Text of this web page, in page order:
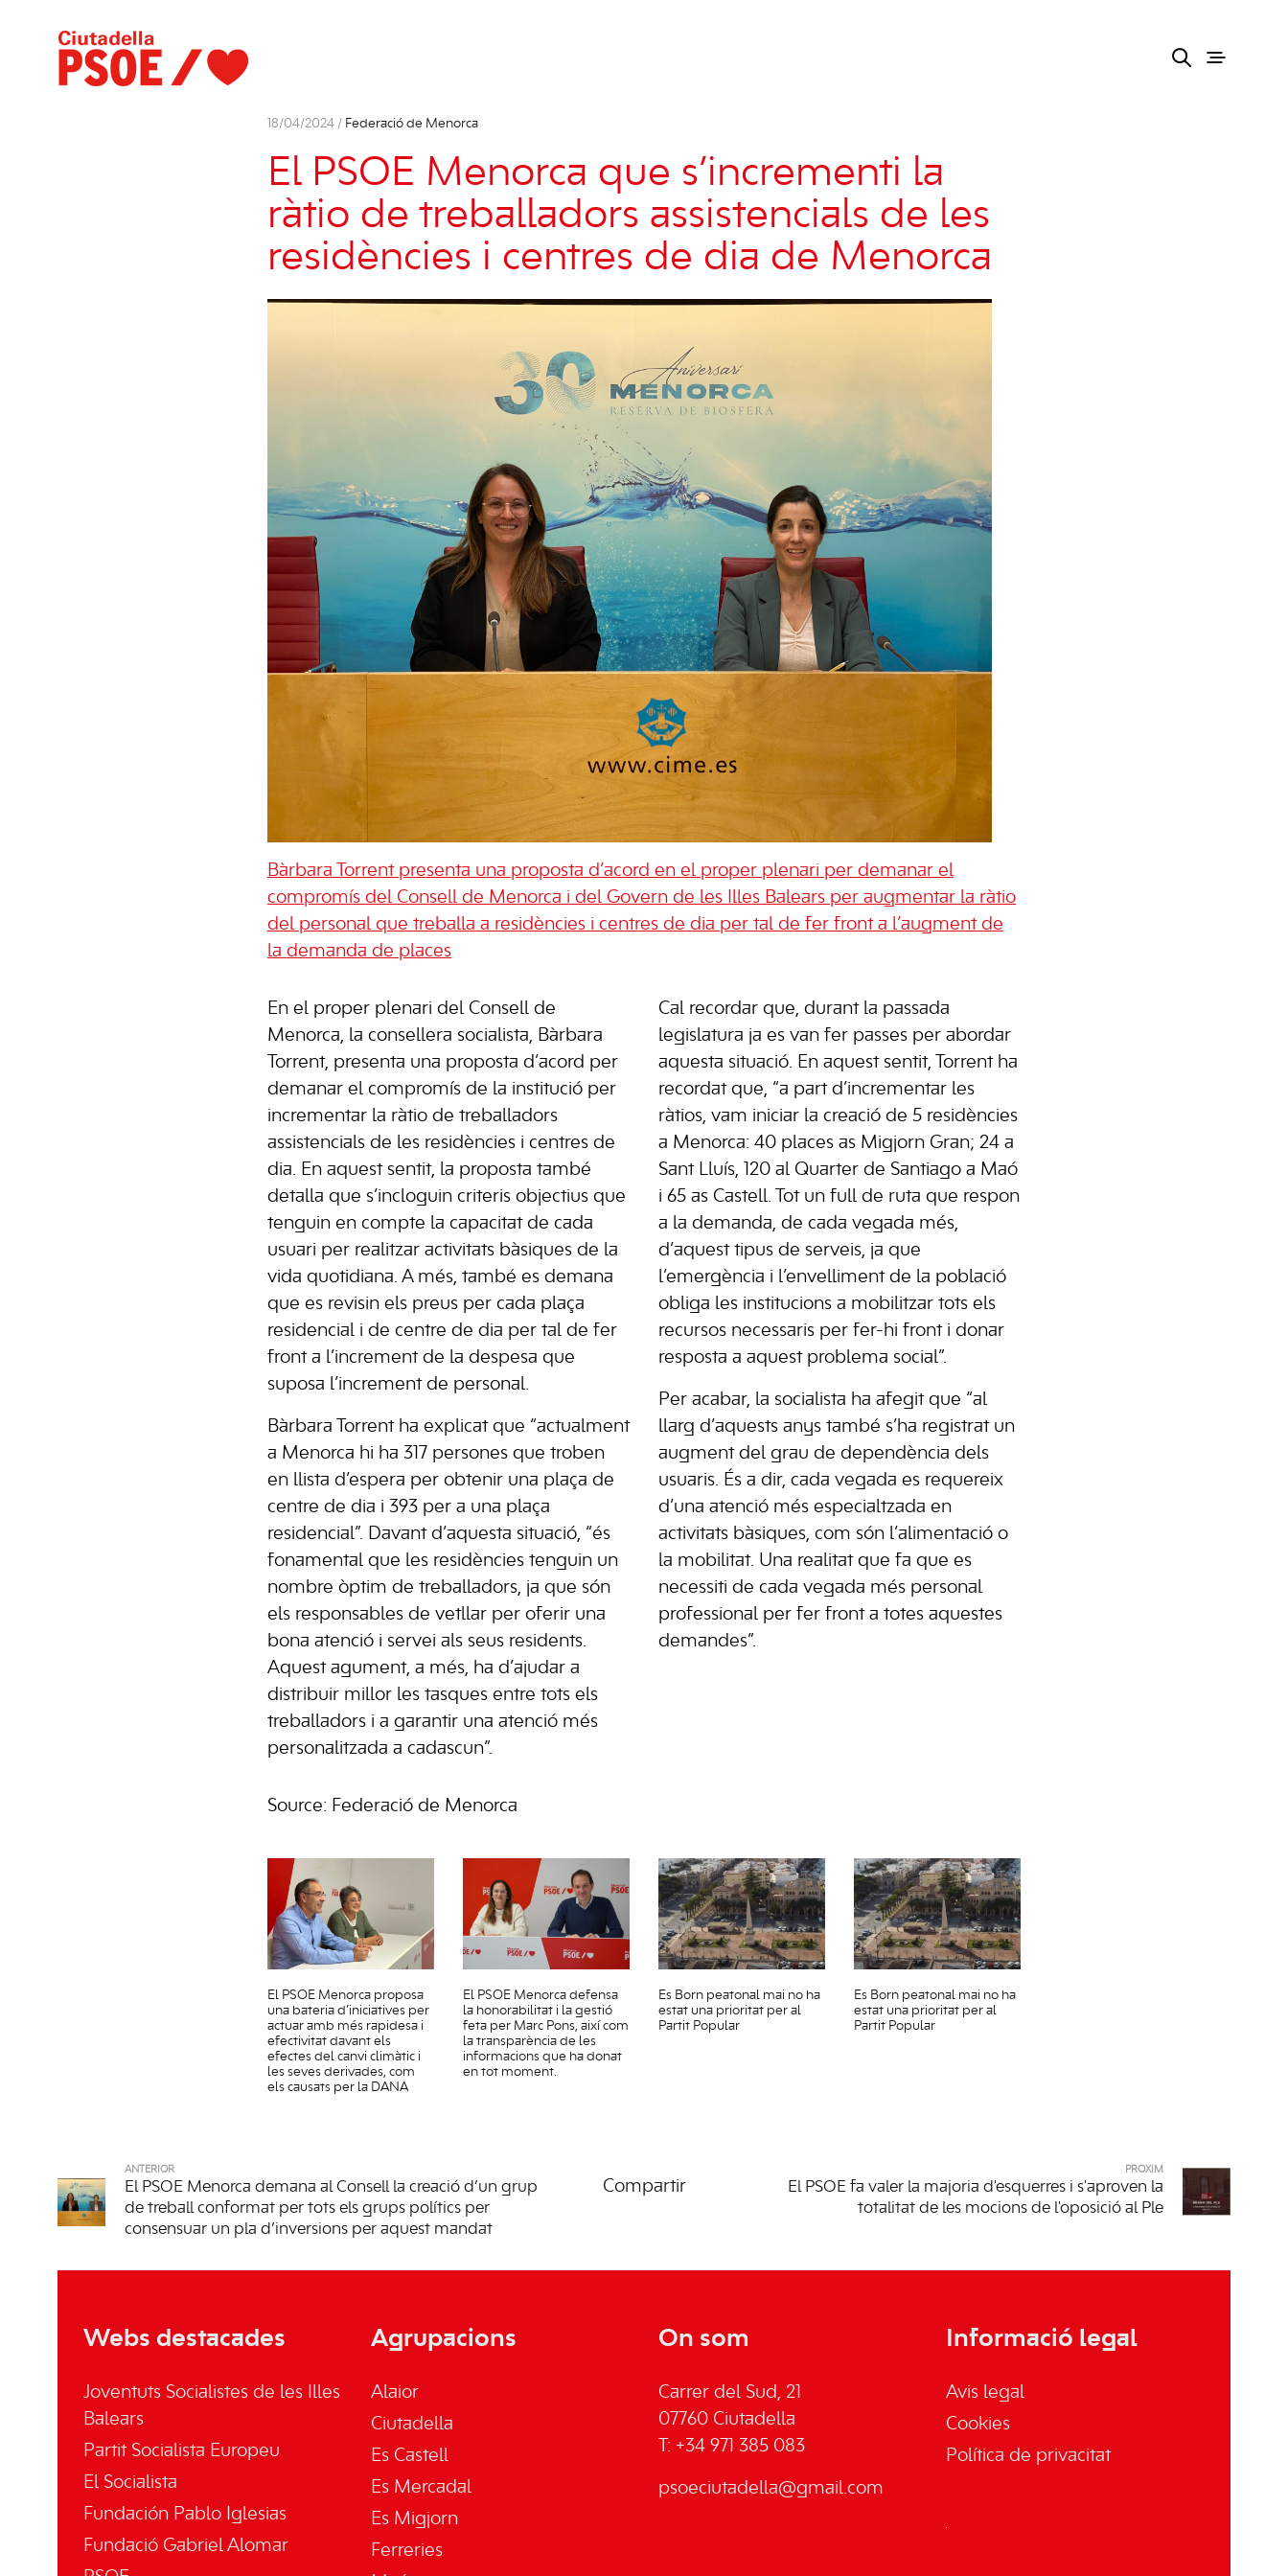
18/04/2024 / Federació de Menorca
El PSOE Menorca que s’incrementi la
ràtio de treballadors assistencials de les
residències i centres de dia de Menorca
Bàrbara Torrent presenta una proposta d’acord en el proper plenari per demanar el
compromís del Consell de Menorca i del Govern de les Illes Balears per augmentar la ràtio
del personal que treballa a residències i centres de dia per tal de fer front a l’augment de
la demanda de places
En el proper plenari del Consell de
Menorca, la consellera socialista, Bàrbara
Torrent, presenta una proposta d’acord per
demanar el compromís de la institució per
incrementar la ràtio de treballadors
assistencials de les residències i centres de
dia. En aquest sentit, la proposta també
detalla que s’incloguin criteris objectius que
tenguin en compte la capacitat de cada
usuari per realitzar activitats bàsiques de la
vida quotidiana. A més, també es demana
que es revisin els preus per cada plaça
residencial i de centre de dia per tal de fer
front a l’increment de la despesa que
suposa l’increment de personal.
Bàrbara Torrent ha explicat que “actualment
a Menorca hi ha 317 persones que troben
en llista d’espera per obtenir una plaça de
centre de dia i 393 per a una plaça
residencial”. Davant d’aquesta situació, “és
fonamental que les residències tenguin un
nombre òptim de treballadors, ja que són
els responsables de vetllar per oferir una
bona atenció i servei als seus residents.
Aquest agument, a més, ha d’ajudar a
distribuir millor les tasques entre tots els
treballadors i a garantir una atenció més
personalitzada a cadascun”.
Cal recordar que, durant la passada
legislatura ja es van fer passes per abordar
aquesta situació. En aquest sentit, Torrent ha
recordat que, “a part d’incrementar les
ràtios, vam iniciar la creació de 5 residències
a Menorca: 40 places as Migjorn Gran; 24 a
Sant Lluís, 120 al Quarter de Santiago a Maó
i 65 as Castell. Tot un full de ruta que respon
a la demanda, de cada vegada més,
d’aquest tipus de serveis, ja que
l’emergència i l’envelliment de la població
obliga les institucions a mobilitzar tots els
recursos necessaris per fer-hi front i donar
resposta a aquest problema social”.
Per acabar, la socialista ha afegit que “al
llarg d’aquests anys també s’ha registrat un
augment del grau de dependència dels
usuaris. És a dir, cada vegada es requereix
d’una atenció més especialtzada en
activitats bàsiques, com són l’alimentació o
la mobilitat. Una realitat que fa que es
necessiti de cada vegada més personal
professional per fer front a totes aquestes
demandes”.
Source: Federació de Menorca
El PSOE Menorca proposa
una bateria d’iniciatives per
actuar amb més rapidesa i
efectivitat davant els
efectes del canvi climàtic i
les seves derivades, com
els causats per la DANA
El PSOE Menorca defensa
la honorabilitat i la gestió
feta per Marc Pons, així com
la transparència de les
informacions que ha donat
en tot moment.
Es Born peatonal mai no ha
estat una prioritat per al
Partit Popular
Es Born peatonal mai no ha
estat una prioritat per al
Partit Popular
ANTERIOR
El PSOE Menorca demana al Consell la creació d’un grup
de treball conformat per tots els grups polítics per
consensuar un pla d’inversions per aquest mandat
Compartir
PRÒXIM
El PSOE fa valer la majoria d'esquerres i s'aproven la
totalitat de les mocions de l'oposició al Ple
Webs destacades
Joventuts Socialistes de les Illes
Balears
Partit Socialista Europeu
El Socialista
Fundación Pablo Iglesias
Fundació Gabriel Alomar
Agrupacions
Alaior
Ciutadella
Es Castell
Es Mercadal
Es Migjorn
Ferreries
On som
Carrer del Sud, 21
07760 Ciutadella
T: +34 971 385 083
psoeciutadella@gmail.com
Informació legal
Avis legal
Cookies
Política de privacitat